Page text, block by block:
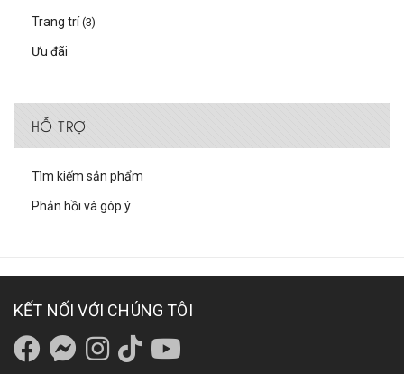
Trang trí(3)
Ưu đãi
HỖ TRỢ
Tìm kiếm sản phẩm
Phản hồi và góp ý
KẾT NỐI VỚI CHÚNG TÔI